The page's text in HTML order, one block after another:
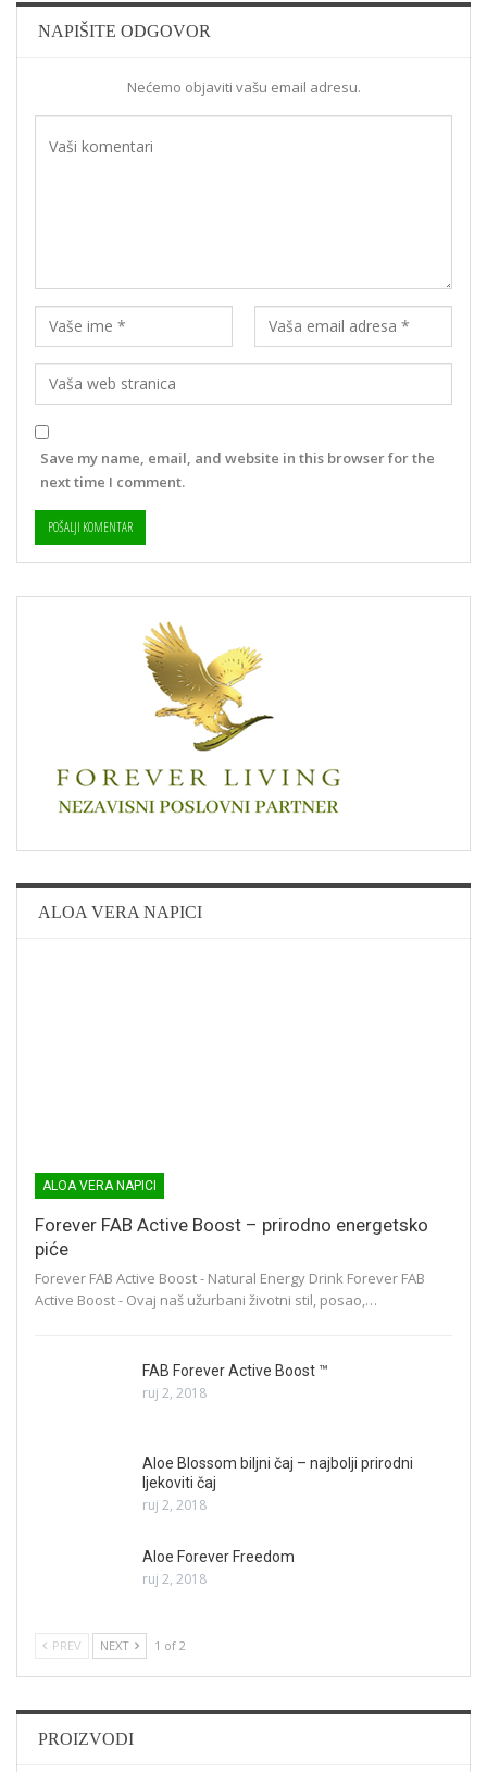
NAPIŠITE ODGOVOR
Nećemo objaviti vašu email adresu.
Save my name, email, and website in this browser for the
next time I comment.
ALOA VERA NAPICI
ALOA VERA NAPICI
Forever FAB Active Boost – prirodno energetsko
piće
Forever FAB Active Boost - Natural Energy Drink Forever FAB
Active Boost - Ovaj naš užurbani životni stil, posao,…
FAB Forever Active Boost ™
ruj 2, 2018
Aloe Blossom biljni čaj – najbolji prirodni
ljekoviti čaj
ruj 2, 2018
Aloe Forever Freedom
ruj 2, 2018
PREV NEXT 1 of 2
PROIZVODI